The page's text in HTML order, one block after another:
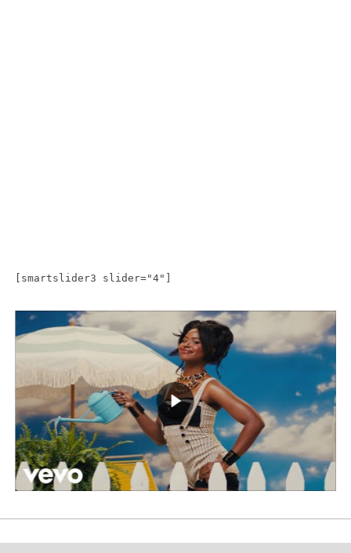
[smartslider3 slider="4"]